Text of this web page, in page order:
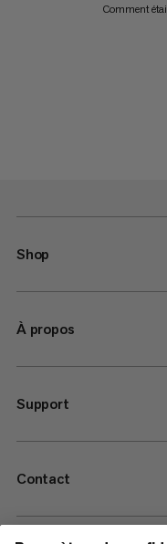
Comment
Shop
À propos
Support
Contact